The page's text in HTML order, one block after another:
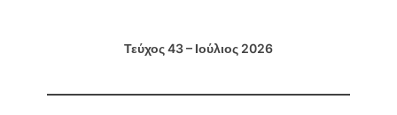
Τεύχος 43 – Ιούλιος 2026